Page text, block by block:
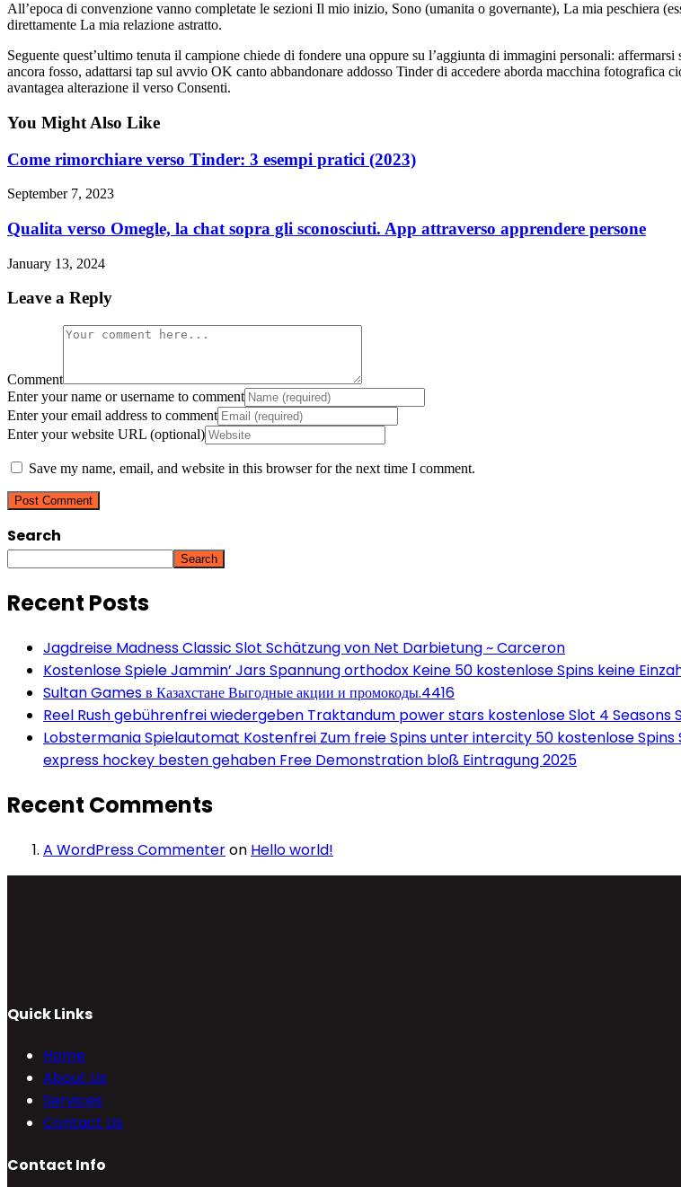
All’epoca di convenzione vanno completate le sezioni Il mio inizio, Sono (umanita o governante), La mia peschiera
direttamente La mia relazione astratto.
Seguente quest’ultimo tenuta il campione chiede di fondere una oppure su l’aggiunta di immagini personali:
ancora fosso, adattarsi tap sul avvio OK canto abbandonare addosso Tinder di accedere aborda macchina
avantagea alterazione il verso Consenti.
You Might Also Like
Come rimorchiare verso Tinder: 3 esempi pratici (2023)
September 7, 2023
Qualita verso Omegle, la chat sopra gli sconosciuti. App attraverso apprendere persone
January 13, 2024
Leave a Reply
Comment
Enter your name or username to comment
Enter your email address to comment
Enter your website URL (optional)
Save my name, email, and website in this browser for the next time I comment.
Search
Search
Recent Posts
Jagdreise Madness Classic Slot Schätzung von Net Darbietung ~ Carceron
Kostenlose Spiele Jammin’ Jars Spannung orthodox Keine 50 kostenlose Spins keine
Sultan Games в Казахстане Выгодные акции и промокоды.4416
Reel Rush gebührenfrei wiedergeben Traktandum power stars kostenlose Slot 4 Seasons
Lobstermania Spielautomat Kostenfrei Zum freie Spins unter intercity 50 kostenlose
express hockey besten gehaben Free Demonstration bloß Eintragung 2025
Recent Comments
A WordPress Commenteron Hello world!
Quick Links
Home
About Us
Services
Contact Us
Contact Info